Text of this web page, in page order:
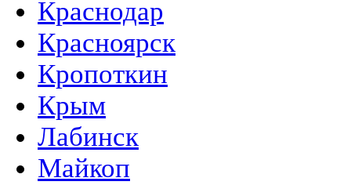
Краснодар
Красноярск
Кропоткин
Крым
Лабинск
Майкоп